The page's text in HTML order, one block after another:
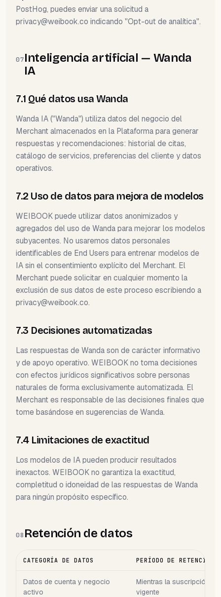
PostHog, puedes enviar una solicitud a
privacy@weibook.co indicando "Opt-out de analítica".
07Inteligencia artificial — Wanda
IA
7.1 Qué datos usa Wanda
Wanda IA ("Wanda") utiliza datos del negocio del
Merchant almacenados en la Plataforma para generar
respuestas y recomendaciones: historial de citas,
catálogo de servicios, preferencias del cliente y datos
operativos.
7.2 Uso de datos para mejora de modelos
WEIBOOK puede utilizar datos anonimizados y
agregados del uso de Wanda para mejorar los modelos
subyacentes. No usaremos datos personales
identificables de End Users para entrenar modelos de
IA sin el consentimiento explícito del Merchant. El
Merchant puede solicitar en cualquier momento la
exclusión de sus datos de este proceso escribiendo a
privacy@weibook.co.
7.3 Decisiones automatizadas
Las respuestas de Wanda son de carácter informativo
y de apoyo operativo. WEIBOOK no toma decisiones
con efectos jurídicos significativos sobre personas
naturales de forma exclusivamente automatizada. El
Merchant es responsable de las decisiones finales que
tome basándose en sugerencias de Wanda.
7.4 Limitaciones de exactitud
Los modelos de IA pueden producir resultados
inexactos. WEIBOOK no garantiza la exactitud,
completitud o idoneidad de las respuestas de Wanda
para ningún propósito específico.
08 Retención de datos
CATEGORÍA DE DATOS PERÍODO DE RETENCIÓN
Datos de cuenta y negocio
activo
Mientras la suscripción
vigente